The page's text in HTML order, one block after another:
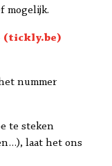
mogelijk.
(tickly.be)
nummer
te steken
laat het ons